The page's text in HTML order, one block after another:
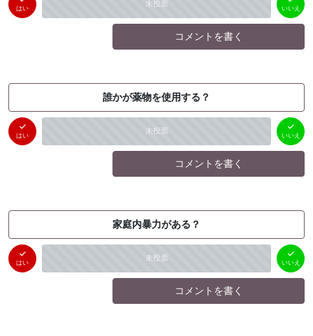
はい 未投票
（ 0件）
いいえ
コメントを書く
誰かが薬物を使用する？
はい 未投票
いいえ
（ 0件）
いいえ
コメントを書く
家庭内暴力がある？
はい 未投票
いいえ
（ 0件）
いいえ
コメントを書く